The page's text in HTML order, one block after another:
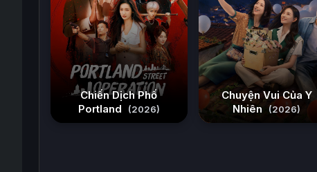
Chiến Dịch Phố
Portland
(2026)
Chuyện Vui Của Y
Nhiên
(2026)